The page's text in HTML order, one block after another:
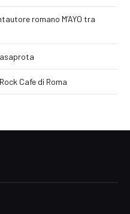
romano M’AYO tra
Cafe di Roma